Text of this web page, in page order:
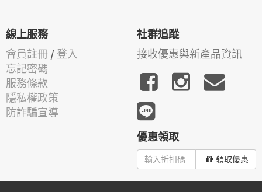
線上服務
會員註冊 / 登入
忘記密碼
服務條款
隱私權政策
防詐騙宣導
社群追蹤
接收優惠與新產品資訊
優惠領取
領取優惠